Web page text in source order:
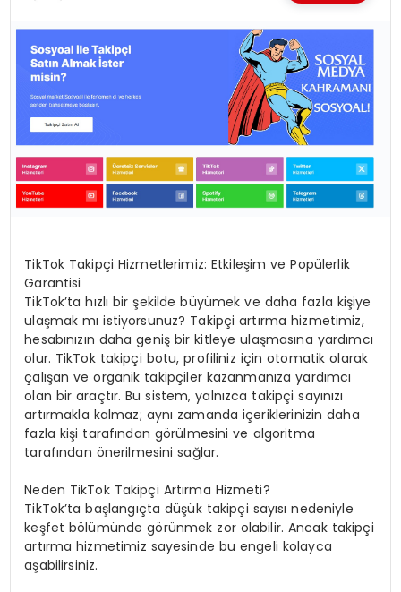
TikTok Takipçi Hizmetlerimiz: Etkileşim ve Popülerlik
Garantisi
TikTok’ta hızlı bir şekilde büyümek ve daha fazla kişiye
ulaşmak mı istiyorsunuz? Takipçi artırma hizmetimiz,
hesabınızın daha geniş bir kitleye ulaşmasına yardımcı
olur. TikTok takipçi botu, profiliniz için otomatik olarak
çalışan ve organik takipçiler kazanmanıza yardımcı
olan bir araçtır. Bu sistem, yalnızca takipçi sayınızı
artırmakla kalmaz; aynı zamanda içeriklerinizin daha
fazla kişi tarafından görülmesini ve algoritma
tarafından önerilmesini sağlar.
Neden TikTok Takipçi Artırma Hizmeti?
TikTok’ta başlangıçta düşük takipçi sayısı nedeniyle
keşfet bölümünde görünmek zor olabilir. Ancak takipçi
artırma hizmetimiz sayesinde bu engeli kolayca
aşabilirsiniz.